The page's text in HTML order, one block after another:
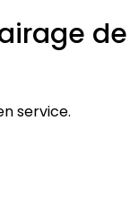
de
service.